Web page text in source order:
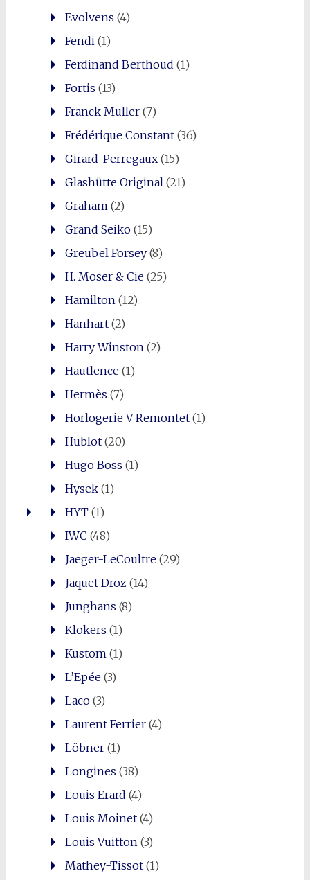
Evolvens (4)
Fendi (1)
Ferdinand Berthoud (1)
Fortis (13)
Franck Muller(7)
Frédérique Constant(36)
Girard-Perregaux(15)
Glashütte Original (21)
Graham (2)
Grand Seiko(15)
Greubel Forsey(8)
H. Moser & Cie(25)
Hamilton (12)
Hanhart(2)
Harry Winston (2)
Hautlence(1)
Hermès (7)
Horlogerie V Remontet(1)
Hublot(20)
Hugo Boss (1)
Hysek(1)
HYT(1)
IWC (48)
Jaeger-LeCoultre(29)
Jaquet Droz (14)
Junghans (8)
Klokers (1)
Kustom (1)
L’Epée(3)
Laco(3)
Laurent Ferrier(4)
Löbner(1)
Longines (38)
Louis Erard (4)
Louis Moinet(4)
Louis Vuitton (3)
Mathey-Tissot(1)